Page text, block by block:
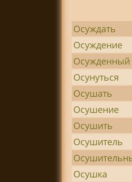
Осуждать
Осуждение
Осужденный
Осунуться
Осушать
Осушение
Осушить
Осушитель
Осушка